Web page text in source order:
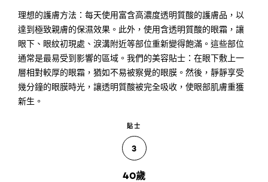
理想的護膚方法：每天使用富含高濃度透明質酸的護膚品，以
達到極致親膚的保濕效果。此外，使用含透明質酸的眼霜，讓
眼下、眼紋初現處、淚溝附近等部位重新變得飽滿。這些部位
通常是最易受到影響的區域。我們的美容貼士：在眼下敷上一
層相對較厚的眼霜，猶如不易被察覺的眼膜。然後，靜靜享受
幾分鐘的眼膜時光，讓透明質酸被完全吸收，使眼部肌膚重獲
新生。
貼士
3
40歲